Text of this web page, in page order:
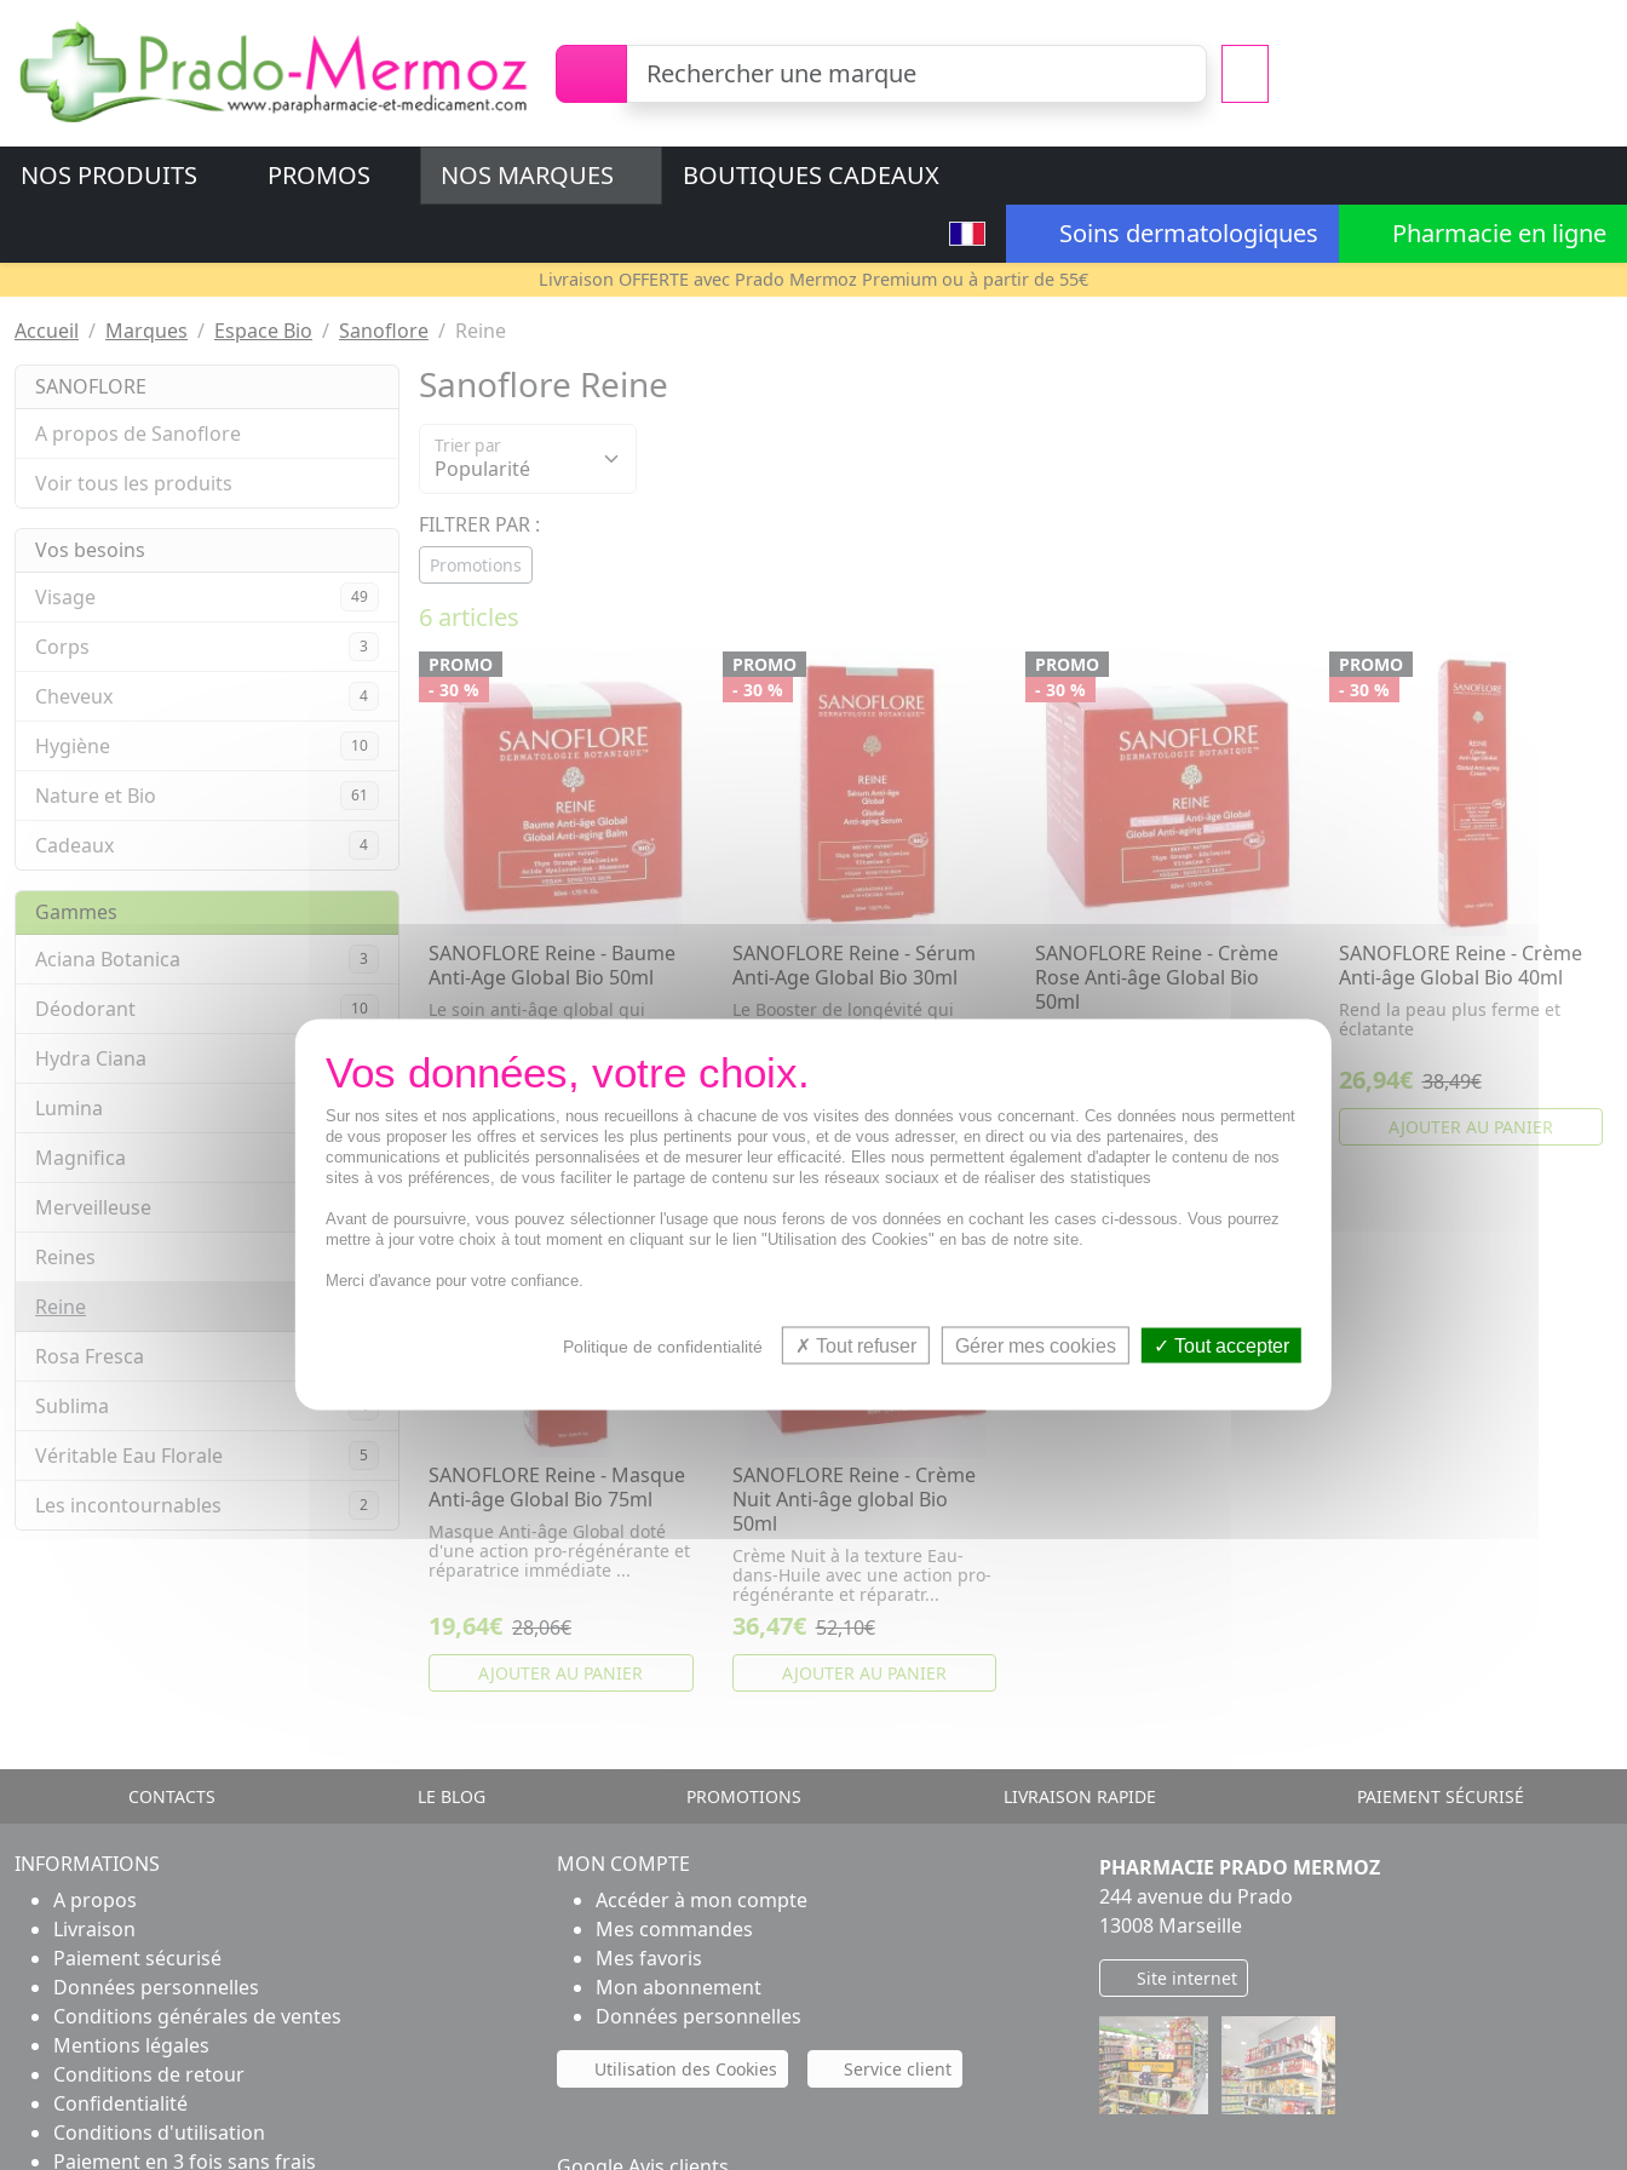
NOS PRODUITS PROMOS NOS MARQUES
BOUTIQUES CADEAUX
Soins dermatologiques
Pharmacie en ligne
Livraison OFFERTE avec Prado Mermoz Premium ou à partir de 55€
Accueil Marques Espace Bio Sanoflore Reine
SANOFLORE
A propos de Sanoflore
Voir tous les produits
Vos besoins
Visage
49
Corps 3
Cheveux 4
Hygiène 10
Nature et Bio 61
Cadeaux 4
Gammes
Aciana Botanica
3
Déodorant 10
Hydra Ciana
Lumina
Magnifica 12
Merveilleuse
Reines
Reine
Rosa Fresca
Sublima 4
Véritable Eau Florale 5
Les incontournables 2
Sanoflore Reine
Trier par
FILTRER PAR :
Promotions
6 articles
PROMO
- 30 %
SANOFLORE Reine - Baume
Anti-Age Global Bio 50ml
Le soin anti-âge global qui
33,51€ 47,87€
AJOUTER AU PANIER
PROMO
- 30 %
SANOFLORE Reine - Sérum
Anti-Age Global Bio 30ml
Le Booster de longévité qui
41,58€
AJOUTER AU PANIER
PROMO
- 30 %
SANOFLORE Reine - Crème
Rose Anti-âge Global Bio
50ml
AJOUTER AU PANIER
PROMO
- 30 %
SANOFLORE Reine - Crème
Anti-âge Global Bio 40ml
Rend la peau plus ferme et
éclatante
26,94€ 38,49€
AJOUTER AU PANIER
PROMO
- 30 %
SANOFLORE Reine - Masque
Anti-âge Global Bio 75ml
Masque Anti-âge Global doté
d'une action pro-régénérante et
réparatrice immédiate ...
19,64€ 28,06€
AJOUTER AU PANIER
PROMO
- 30 %
SANOFLORE Reine - Crème
Nuit Anti-âge global Bio
50ml
Crème Nuit à la texture Eau-
dans-Huile avec une action pro-
régénérante et réparatr...
36,47€ 52,10€
AJOUTER AU PANIER
CONTACTS LE BLOG PROMOTIONS LIVRAISON RAPIDE PAIEMENT SÉCURISÉ
INFORMATIONS
A propos
Livraison
Paiement sécurisé
Données personnelles
Conditions générales de ventes
Mentions légales
Conditions de retour
Confidentialité
Conditions d'utilisation
Paiement en 3 fois sans frais
MON COMPTE
Accéder à mon compte
Mes commandes
Mes favoris
Mon abonnement
Données personnelles
Utilisation des Cookies Service client
PHARMACIE PRADO MERMOZ
244 avenue du Prado
13008 Marseille
Site internet
Sur nos sites et nos applications, nous recueillons à chacune de vos visites des données vous concernant. Ces données nous permettent
de vous proposer les offres et services les plus pertinents pour vous, et de vous adresser, en direct ou via des partenaires, des
communications et publicités personnalisées et de mesurer leur efficacité. Elles nous permettent également d'adapter le contenu de nos
sites à vos préférences, de vous faciliter le partage de contenu sur les réseaux sociaux et de réaliser des statistiques
Avant de poursuivre, vous pouvez sélectionner l'usage que nous ferons de vos données en cochant les cases ci-dessous. Vous pourrez
mettre à jour votre choix à tout moment en cliquant sur le lien "Utilisation des Cookies" en bas de notre site.
Merci d'avance pour votre confiance.
Politique de confidentialité Tout refuser Gérer mes cookies Tout accepter